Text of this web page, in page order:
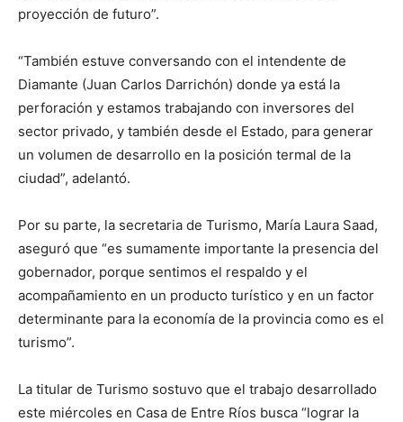
proyección de futuro”.
“También estuve conversando con el intendente de
Diamante (Juan Carlos Darrichón) donde ya está la
perforación y estamos trabajando con inversores del
sector privado, y también desde el Estado, para generar
un volumen de desarrollo en la posición termal de la
ciudad”, adelantó.
Por su parte, la secretaria de Turismo, María Laura Saad,
aseguró que “es sumamente importante la presencia del
gobernador, porque sentimos el respaldo y el
acompañamiento en un producto turístico y en un factor
determinante para la economía de la provincia como es el
turismo”.
La titular de Turismo sostuvo que el trabajo desarrollado
este miércoles en Casa de Entre Ríos busca “lograr la